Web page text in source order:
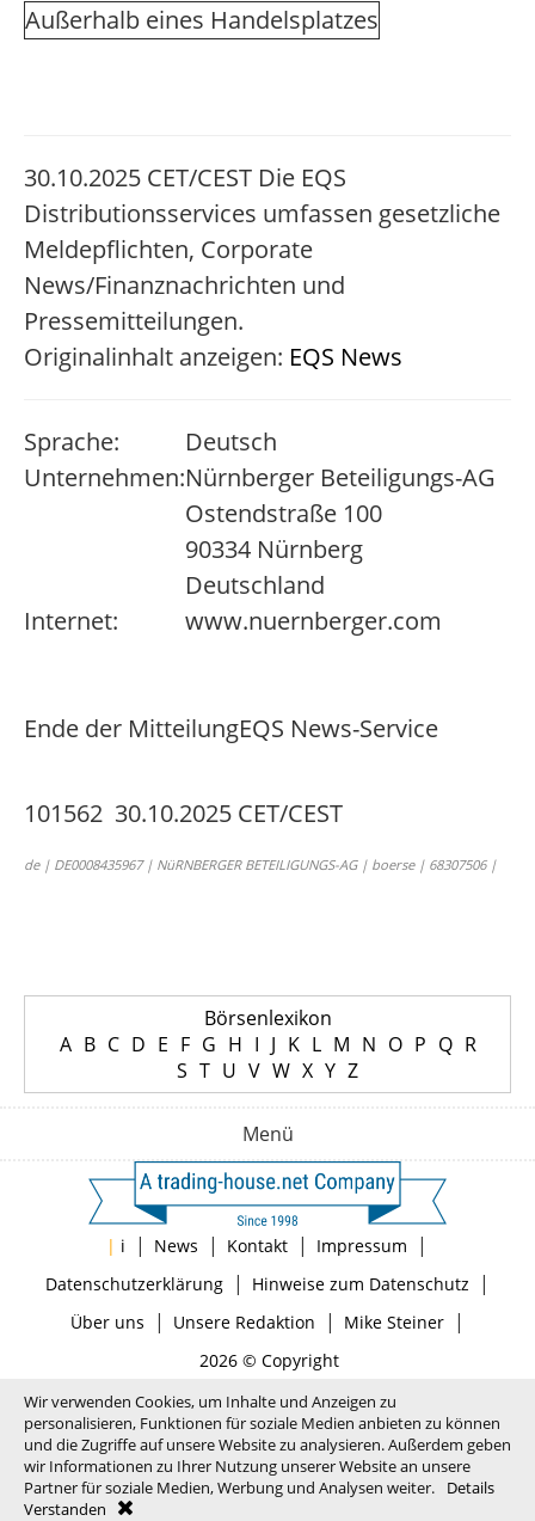
Außerhalb eines Handelsplatzes
30.10.2025 CET/CEST Die EQS
Distributionsservices umfassen gesetzliche
Meldepflichten, Corporate
News/Finanznachrichten und
Pressemitteilungen.
Originalinhalt anzeigen: EQS News
Sprache:
Deutsch
Unternehmen:Nürnberger Beteiligungs-AG
Ostendstraße 100
90334 Nürnberg
Deutschland
Internet:
www.nuernberger.com
Ende der MitteilungEQS News-Service
101562 30.10.2025 CET/CEST
de | DE0008435967 | NüRNBERGER BETEILIGUNGS-AG | boerse | 68307506 |
Börsenlexikon
A B C D E F G H I J K L M N O P Q R
S T U V W X Y Z
Menü
| i | News | Kontakt | Impressum |
Datenschutzerklärung| Hinweise zum Datenschutz |
Über uns | Unsere Redaktion | Mike Steiner|
2026 © Copyright
Wir verwenden Cookies, um Inhalte und Anzeigen zu
personalisieren, Funktionen für soziale Medien anbieten zu können
und die Zugriffe auf unsere Website zu analysieren. Außerdem geben
wir Informationen zu Ihrer Nutzung unserer Website an unsere
Partner für soziale Medien, Werbung und Analysen weiter.
Details
Verstanden